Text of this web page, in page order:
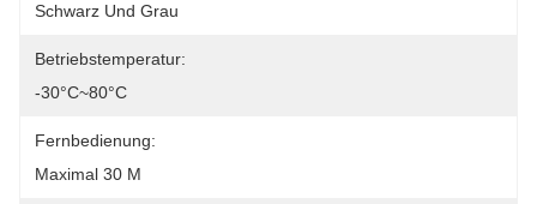
Schwarz Und Grau
Betriebstemperatur:
-30°C~80°C
Fernbedienung:
Maximal 30 M